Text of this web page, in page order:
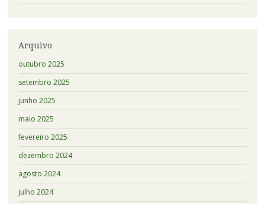
Arquivo
outubro 2025
setembro 2025
junho 2025
maio 2025
fevereiro 2025
dezembro 2024
agosto 2024
julho 2024